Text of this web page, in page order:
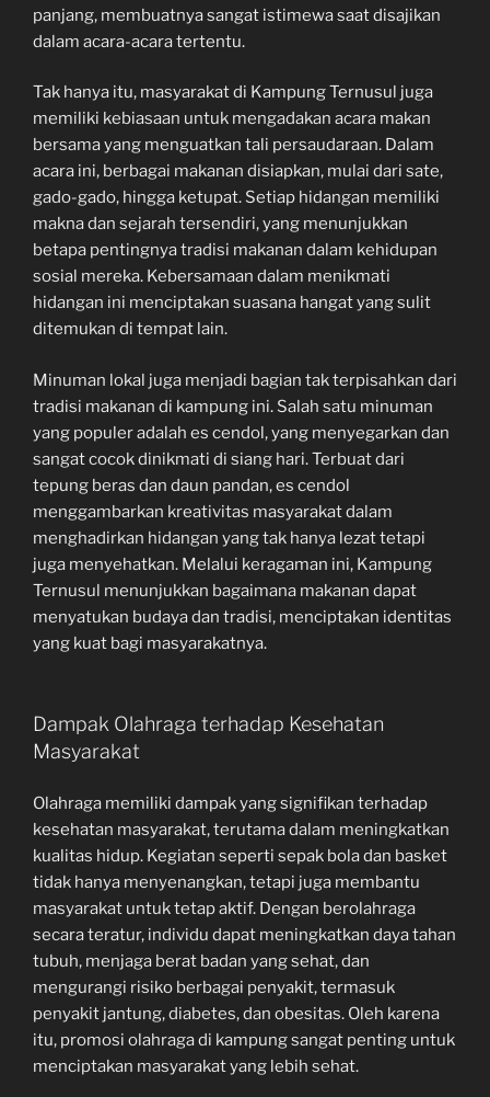
panjang, membuatnya sangat istimewa saat disajikan
dalam acara-acara tertentu.
Tak hanya itu, masyarakat di Kampung Ternusul juga
memiliki kebiasaan untuk mengadakan acara makan
bersama yang menguatkan tali persaudaraan. Dalam
acara ini, berbagai makanan disiapkan, mulai dari sate,
gado-gado, hingga ketupat. Setiap hidangan memiliki
makna dan sejarah tersendiri, yang menunjukkan
betapa pentingnya tradisi makanan dalam kehidupan
sosial mereka. Kebersamaan dalam menikmati
hidangan ini menciptakan suasana hangat yang sulit
ditemukan di tempat lain.
Minuman lokal juga menjadi bagian tak terpisahkan dari
tradisi makanan di kampung ini. Salah satu minuman
yang populer adalah es cendol, yang menyegarkan dan
sangat cocok dinikmati di siang hari. Terbuat dari
tepung beras dan daun pandan, es cendol
menggambarkan kreativitas masyarakat dalam
menghadirkan hidangan yang tak hanya lezat tetapi
juga menyehatkan. Melalui keragaman ini, Kampung
Ternusul menunjukkan bagaimana makanan dapat
menyatukan budaya dan tradisi, menciptakan identitas
yang kuat bagi masyarakatnya.
Dampak Olahraga terhadap Kesehatan
Masyarakat
Olahraga memiliki dampak yang signifikan terhadap
kesehatan masyarakat, terutama dalam meningkatkan
kualitas hidup. Kegiatan seperti sepak bola dan basket
tidak hanya menyenangkan, tetapi juga membantu
masyarakat untuk tetap aktif. Dengan berolahraga
secara teratur, individu dapat meningkatkan daya tahan
tubuh, menjaga berat badan yang sehat, dan
mengurangi risiko berbagai penyakit, termasuk
penyakit jantung, diabetes, dan obesitas. Oleh karena
itu, promosi olahraga di kampung sangat penting untuk
menciptakan masyarakat yang lebih sehat.